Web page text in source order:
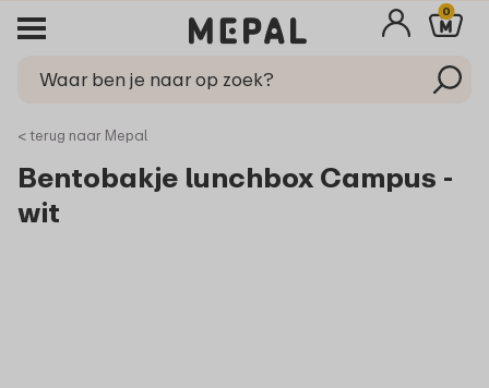
0
< terug naar Mepal
Bentobakje lunchbox Campus -
wit